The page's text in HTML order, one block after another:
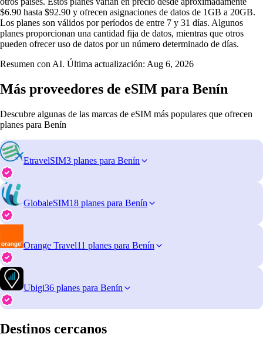
$6.90 hasta $92.90 y ofrecen asignaciones de datos de 1GB a 20GB.
Los planes son válidos por períodos de entre 7 y 31 días. Algunos
planes proporcionan una cantidad fija de datos, mientras que otros
pueden ofrecer uso de datos por un número determinado de días.
Resumen con AI. Última actualización: Aug 6, 2026
Más proveedores de eSIM para Benín
Descubre algunas de las marcas de eSIM más populares que ofrecen
planes para Benín
EtravelSIM3 planes para Benín
GlobaleSIM18 planes para Benín
Orange Travel11 planes para Benín
Ubigi36 planes para Benín
Destinos cercanos